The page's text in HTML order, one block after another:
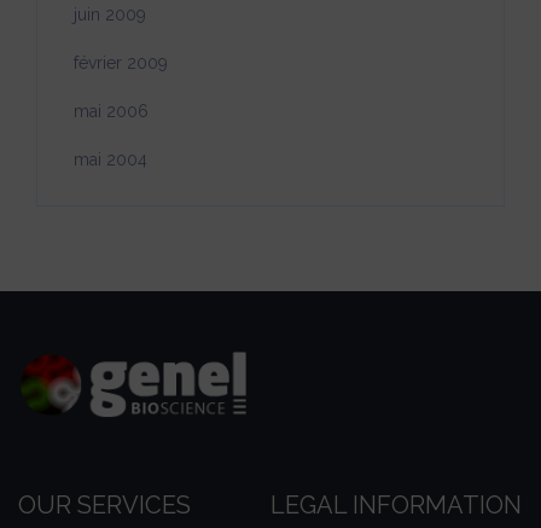
juin 2009
février 2009
mai 2006
mai 2004
OUR SERVICES LEGAL INFORMATION